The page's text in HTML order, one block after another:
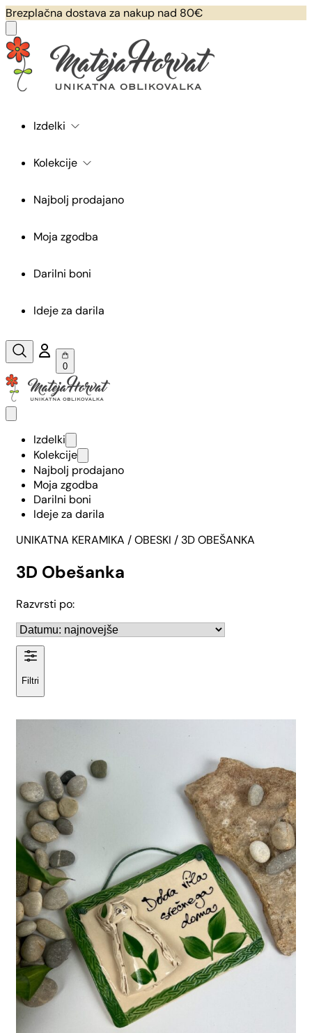
Brezplačna dostava za nakup nad 80€
Izdelki
Kolekcije
Najbolj prodajano
Moja zgodba
Darilni boni
Ideje za darila
0
Izdelki
Kolekcije
Najbolj prodajano
Moja zgodba
Darilni boni
Ideje za darila
UNIKATNA KERAMIKA /OBESKI / 3D OBEŠANKA
3D Obešanka
Razvrsti po:
Filtri